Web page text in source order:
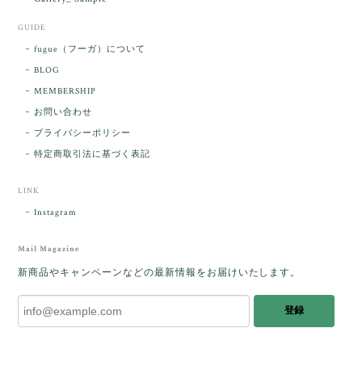
た人に幸せが訪れる」という言い伝えがあるケサラン
パサラン。とっても素敵です。メッセージでは色々記
憶違いもありましたが、またいつかお会いして楽しい
した。
をあたたかく迎え入れてくださり とても嬉
しく思います。 この石のふわりとした光を
ランパサラン」でした。これからはT様の
傍で そっと見守ってくれるのではないかな
GUIDE
fugue（フーガ）について
BLOG
MEMBERSHIP
お問い合わせ
プライバシーポリシー
特定商取引法に基づく表記
LINK
Instagram
Mail Magazine
新商品やキャンペーンなどの最新情報をお届けいたします。
登録